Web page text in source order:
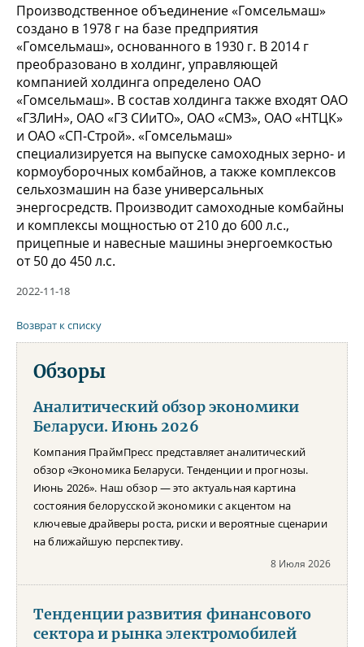
Производственное объединение «Гомсельмаш»
создано в 1978 г на базе предприятия
«Гомсельмаш», основанного в 1930 г. В 2014 г
преобразовано в холдинг, управляющей
компанией холдинга определено ОАО
«Гомсельмаш». В состав холдинга также входят ОАО
«ГЗЛиН», ОАО «ГЗ СИиТО», ОАО «СМЗ», ОАО «НТЦК»
и ОАО «СП-Строй». «Гомсельмаш»
специализируется на выпуске самоходных зерно- и
кормоуборочных комбайнов, а также комплексов
сельхозмашин на базе универсальных
энергосредств. Производит самоходные комбайны
и комплексы мощностью от 210 до 600 л.с.,
прицепные и навесные машины энергоемкостью
от 50 до 450 л.с.
2022-11-18
Возврат к списку
Обзоры
Аналитический обзор экономики
Беларуси. Июнь 2026
Компания ПраймПресс представляет аналитический
обзор «Экономика Беларуси. Тенденции и прогнозы.
Июнь 2026». Наш обзор — это актуальная картина
состояния белорусской экономики с акцентом на
ключевые драйверы роста, риски и вероятные сценарии
на ближайшую перспективу.
8 Июля 2026
Тенденции развития финансового
сектора и рынка электромобилей